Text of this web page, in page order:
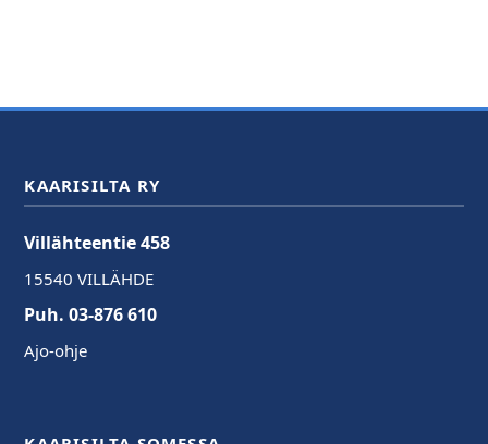
KAARISILTA RY
Villähteentie 458
15540 VILLÄHDE
Puh. 03-876 610
Ajo-ohje